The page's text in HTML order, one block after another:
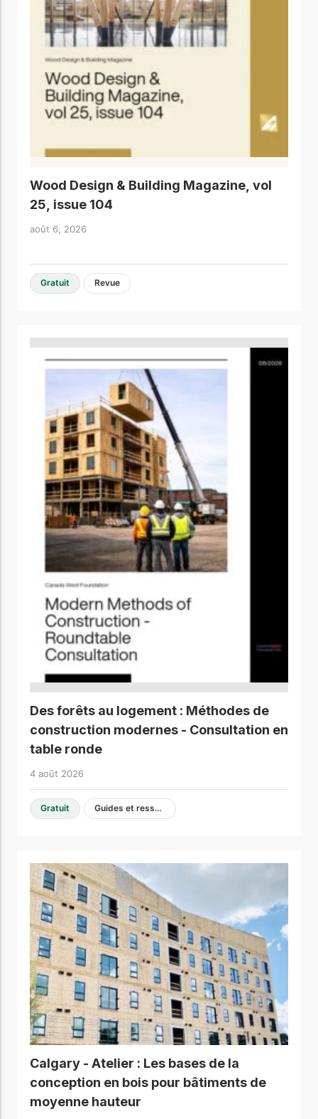
Wood Design & Building Magazine, vol
25, issue 104
août 6, 2026
Gratuit Revue
Des forêts au logement : Méthodes de
construction modernes - Consultation en
table ronde
4 août 2026
Gratuit Guides et ressources de conception
Calgary - Atelier : Les bases de la
conception en bois pour bâtiments de
moyenne hauteur